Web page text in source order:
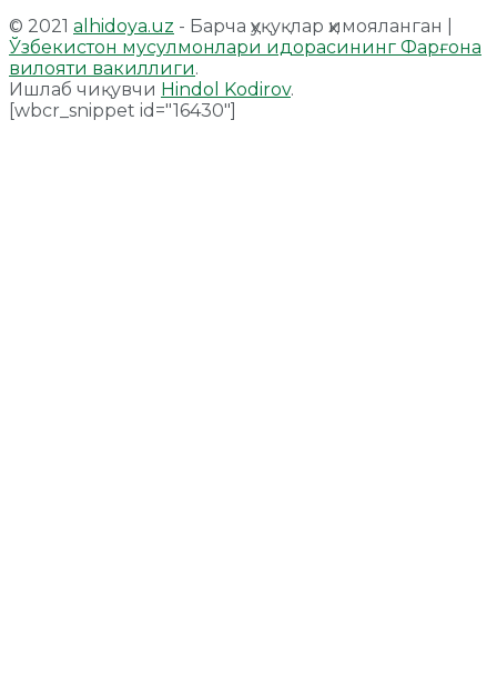
© 2021 alhidoya.uz - Барча ҳуқуқлар ҳимояланган |
Ўзбекистон мусулмонлари идорасининг Фарғона
вилояти вакиллиги.
Ишлаб чиқувчи Hindol Kodirov.
[wbcr_snippet id="16430"]